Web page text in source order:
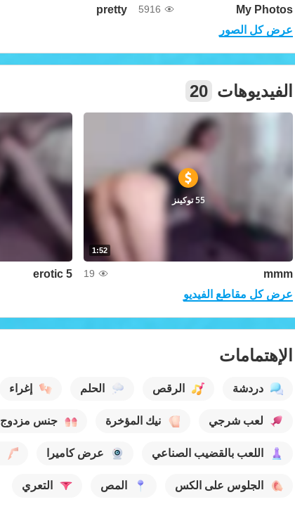
My Photos
5916
pretty
عرض كل الصور
الفيديوهات 20
1:52
55 توكينز
mmm
19
erotic 5
عرض كل مقاطع الفيديو
الإهتمامات
دردشة الرقص الحلم إغراء
لعب شرجي نيك المؤخرة جنس مزدوج
اللعب بالقضيب الصناعي عرض كاميرا
الجلوس على الكس المص التعري